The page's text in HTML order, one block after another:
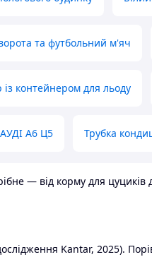
та футбольний м'яч
контейнером для льоду
А6 Ц5 Трубка
— від корму для цуциків
Kantar, 2025).